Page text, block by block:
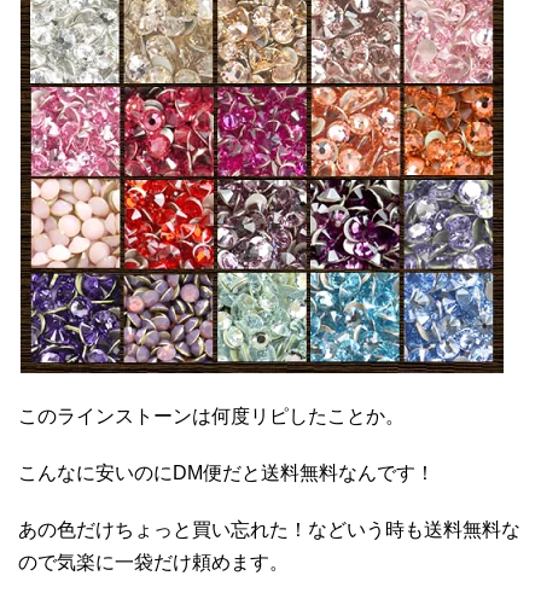
このラインストーンは何度リピしたことか。
こんなに安いのにDM便だと送料無料なんです！
あの色だけちょっと買い忘れた！などいう時も送料無料な
ので気楽に一袋だけ頼めます。